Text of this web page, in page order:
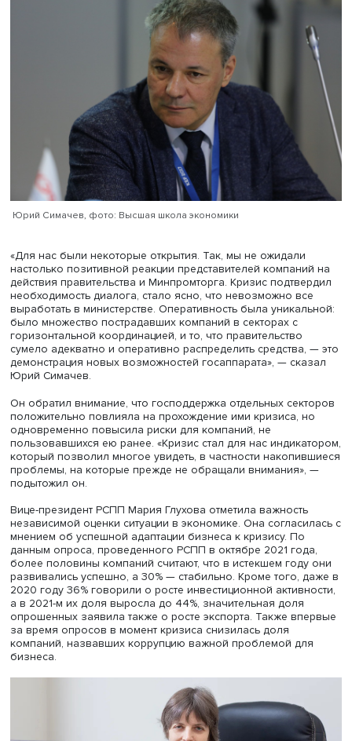
участию в выработке более адекватного их дизайна,
подход смягчал тяжесть прохождения кризиса даже в
тяжело пострадавших отраслях (как это было,
туризме). Если же профильные ведомства и регуляторы
ограничивались сбором данных, соответствующие
труднее проходили острую фазу кризиса и
больший скепсис в оценках перспектив развития в
посткризисный период», — отметил Андрей Яковлев.
Еще один соавтор монографии, директор по
политике ВШЭ, директор Центра исследований
политики ВШЭ Юрий Симачев , подчеркнул, что книга
описывает не столько кризис, сколько отрасли
экономики. Кризис стал ключом к их пониманию. Это
развилках и о том, что принимать решения нужно,
понять поведенческие мотивы компаний, которые
невозможно было понять по другим данным.
Юрий Симачев, фото: Высшая школа экономики
«Для нас были некоторые открытия. Так, мы не ожидали
настолько позитивной реакции представителей
действия правительства и Минпромторга. Кризис
необходимость диалога, стало ясно, что невозможно
было множество пострадавших компаний в секторах с
горизонтальной координацией, и то, что правительство
сумело адекватно и оперативно распределить
демонстрация новых возможностей госаппарата», —